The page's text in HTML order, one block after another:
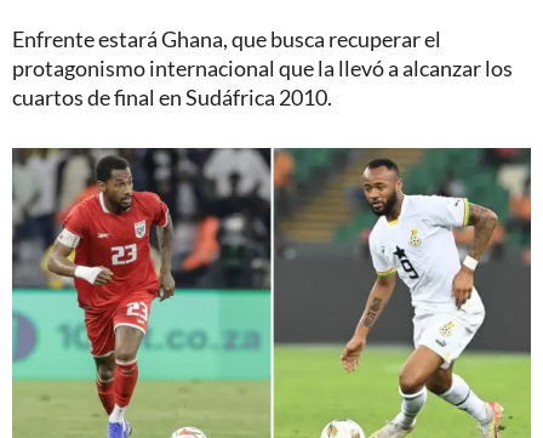
Enfrente estará Ghana, que busca recuperar el
protagonismo internacional que la llevó a alcanzar los
cuartos de final en Sudáfrica 2010.